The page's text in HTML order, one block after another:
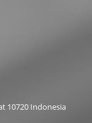
10720 Indonesia